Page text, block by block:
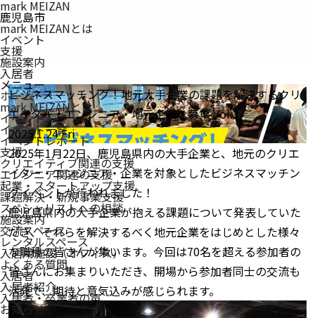
mark MEIZAN
鹿児島市
mark MEIZANとは
イベント
支援
施設案内
入居者
メニュー
ホーム
mark MEIZANとは
イベント
イベント一覧
イベントレポート
支援
クリエイティブ関連の支援
エンジニア関連の支援
起業・スタートアップ支援
課題解決・新規事業支援
スペシャリストへの相談
施設案内
交流スペース
レンタルスペース
入居用施設（オフィス）
よくある質問
入居者
入居者紹介
入居者・卒業者の声
お知らせ
ビジネスマッチング！地元大手企業の課題を解決するクリ
エイター・エンジニア・地元企業を募集 Vol.2
2025.1.24 Fri
2025年1月22日、鹿児島県内の大手企業と、地元のクリエ
イター・エンジニア・企業を対象としたビジネスマッチン
グイベントが行われました！
鹿児島県内の大手企業が抱える課題について発表していた
だき、それらを解決するべく地元企業をはじめとした様々
な職種の皆さんが集います。今回は70名を超える参加者の
皆さんにお集まりいただき、開場から参加者同士の交流も
活発で、期待と意気込みが感じられます。